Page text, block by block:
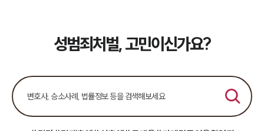
성범죄처벌, 고민이신가요?